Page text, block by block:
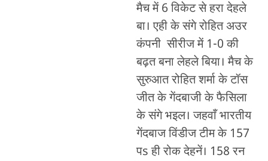
मैच में 6 विकेट से हरा देहले
बा। एही के संगे रोहित अउर
कंपनी सीरीज में 1-0 की
बढ़त बना लेहले बिया। मैच के
सुरुआत रोहित शर्मा के टॉस
जीत के गेंदबाजी के फैसिला
के संगे भइल। जहवाँ भारतीय
गेंदबाज विंडीज टीम के 157
पs ही रोक देहनें। 158 रन